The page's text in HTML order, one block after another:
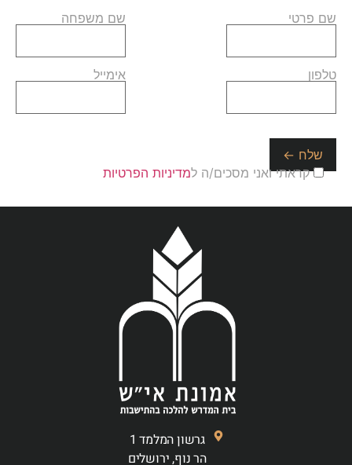
שם פרטי שם משפחה
טלפון אימייל
קראתי ואני מסכים/ה למדיניות הפרטיות
גרשון המלמד 1
הר נוף, ירושלים